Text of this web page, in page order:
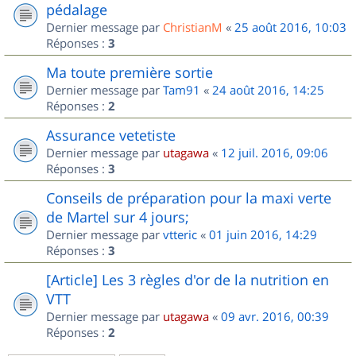
pédalage
Dernier message par ChristianM « 25 août 2016, 10:03
Réponses : 3
Ma toute première sortie
Dernier message par Tam91 « 24 août 2016, 14:25
Réponses : 2
Assurance vetetiste
Dernier message par utagawa « 12 juil. 2016, 09:06
Réponses : 3
Conseils de préparation pour la maxi verte
de Martel sur 4 jours;
Dernier message par vtteric « 01 juin 2016, 14:29
Réponses : 3
[Article] Les 3 règles d'or de la nutrition en
VTT
Dernier message par utagawa « 09 avr. 2016, 00:39
Réponses : 2